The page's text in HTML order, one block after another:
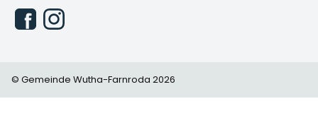
© Gemeinde Wutha-Farnroda 2026